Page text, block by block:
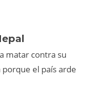
matar contra su
el país arde